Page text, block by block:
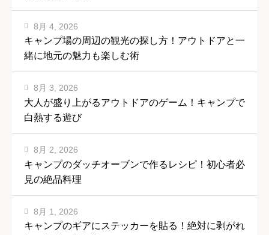
キャンプ場の周辺の観光の探し方！アウトドアと一
緒に地元の魅力も楽しむ術
8月 4, 2026
大人が盛り上がるアウトドアのゲーム！キャンプで
白熱する遊び
8月 3, 2026
キャンプのダッチオーブンで作るレシピ！初心者必
見の絶品料理
8月 2, 2026
キャンプのギアにステッカーを貼る！絶対に剥がれ
8月 1, 2026